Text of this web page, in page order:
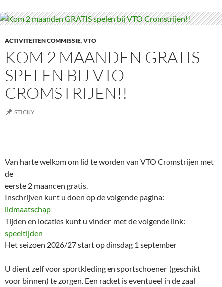
ACTIVITEITEN COMMISSIE,VTO
KOM 2 MAANDEN GRATIS
SPELEN BIJ VTO
CROMSTRIJEN!!
STICKY
Van harte welkom om lid te worden van VTO Cromstrijen met
de
eerste 2 maanden gratis.
Inschrijven kunt u doen op de volgende pagina:
lidmaatschap
Tijden en locaties kunt u vinden met de volgende link:
speeltijden
Het seizoen 2026/27 start op dinsdag 1 september
U dient zelf voor sportkleding en sportschoenen (geschikt
voor binnen) te zorgen. Een racket is eventueel in de zaal